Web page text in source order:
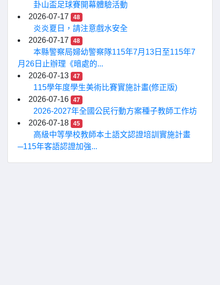
卦山盃足球賽開幕體驗活動
2026-07-17
48
炎炎夏日，請注意戲水安全
2026-07-17
48
本縣警察局婦幼警察隊115年7月13日至115年7
月26日止辦理《暗處的...
2026-07-13
47
115學年度學生美術比賽實施計畫(修正版)
2026-07-16
47
2026-2027年全國公民行動方案種子教師工作坊
2026-07-18
45
高級中等學校教師本土語文認證培訓實施計畫
─115年客語認證加強...